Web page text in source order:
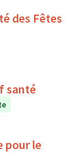
des Fêtes
santé
pour le